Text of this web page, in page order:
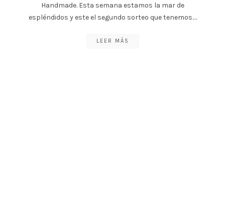
Handmade. Esta semana estamos la mar de
espléndidos y este el segundo sorteo que tenemos.…
LEER MÁS